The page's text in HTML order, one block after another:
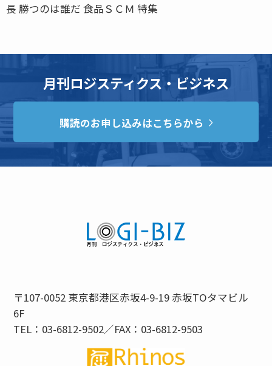
長 勝つのは誰だ 食品ＳＣＭ 特集
月刊ロジスティクス・ビジネス
購読のお申し込みはこちらから
〒107-0052 東京都港区赤坂4-9-19 赤坂TOタマビル
6F
TEL：03-6812-9502／FAX：03-6812-9503